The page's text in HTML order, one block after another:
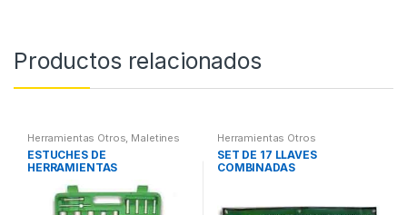
Productos relacionados
Herramientas Otros, Maletines
Herramientas, Extractores,
Compresímetros, otros
ESTUCHES DE
HERRAMIENTAS
Herramientas Otros
SET DE 17 LLAVES
COMBINADAS